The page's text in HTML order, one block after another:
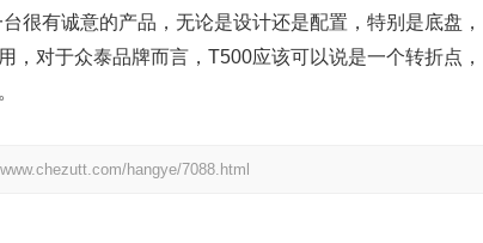
很有诚意的产品，无论是设计还是配置，特别是底盘，
对于众泰品牌而言，T500应该可以说是一个转折点，
hangye/7088.html